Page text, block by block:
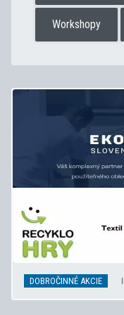
Workshopy
DOBROČINNÉ AKCIE